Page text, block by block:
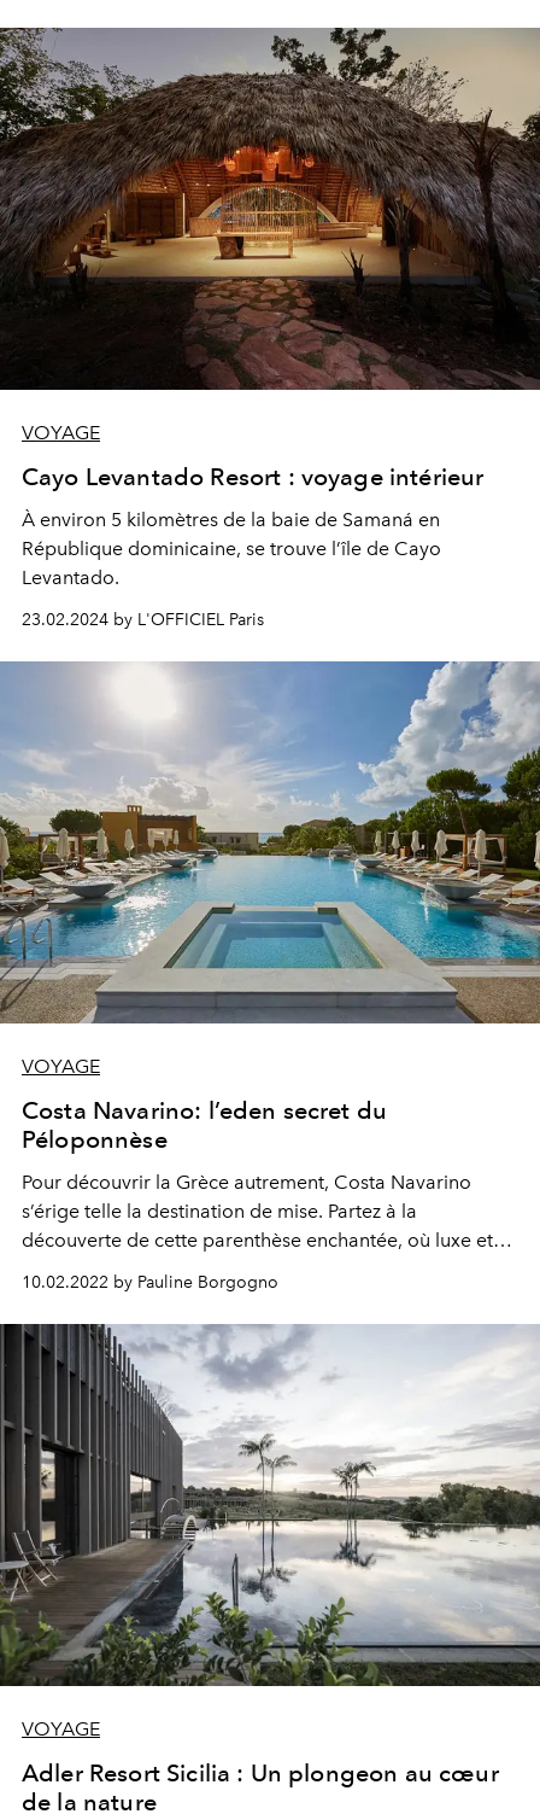
VOYAGE
Cayo Levantado Resort : voyage intérieur
À environ 5 kilomètres de la baie de Samaná en
République dominicaine, se trouve l’île de Cayo
Levantado.
23.02.2024 by L'OFFICIEL Paris
VOYAGE
Costa Navarino: l’eden secret du
Péloponnèse
Pour découvrir la Grèce autrement, Costa Navarino
s’érige telle la destination de mise. Partez à la
découverte de cette parenthèse enchantée, où luxe et
authenticité ne font qu’un.
10.02.2022 by Pauline Borgogno
VOYAGE
Adler Resort Sicilia : Un plongeon au cœur
de la nature